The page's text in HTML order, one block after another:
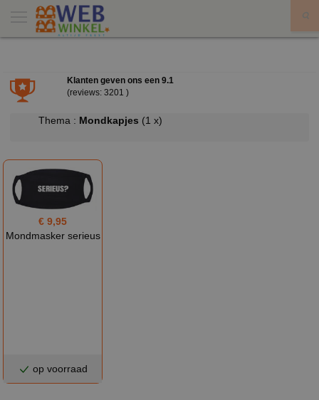
Klanten geven ons een 9.1
(reviews: 3201 )
Thema : Mondkapjes (1 x)
€ 9,95
Mondmasker serieus
op voorraad